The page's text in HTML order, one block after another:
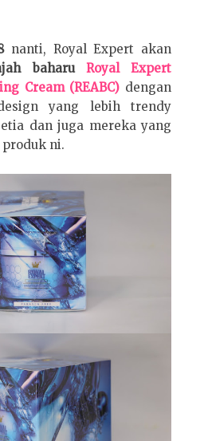
nanti, Royal Expert akan
baharu Royal Expert
Cream (REABC) dengan
yang lebih trendy
dan juga mereka yang
produk ni.